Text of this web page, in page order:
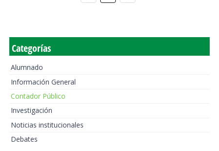
Categorías
Alumnado
Información General
Contador Público
Investigación
Noticias institucionales
Debates